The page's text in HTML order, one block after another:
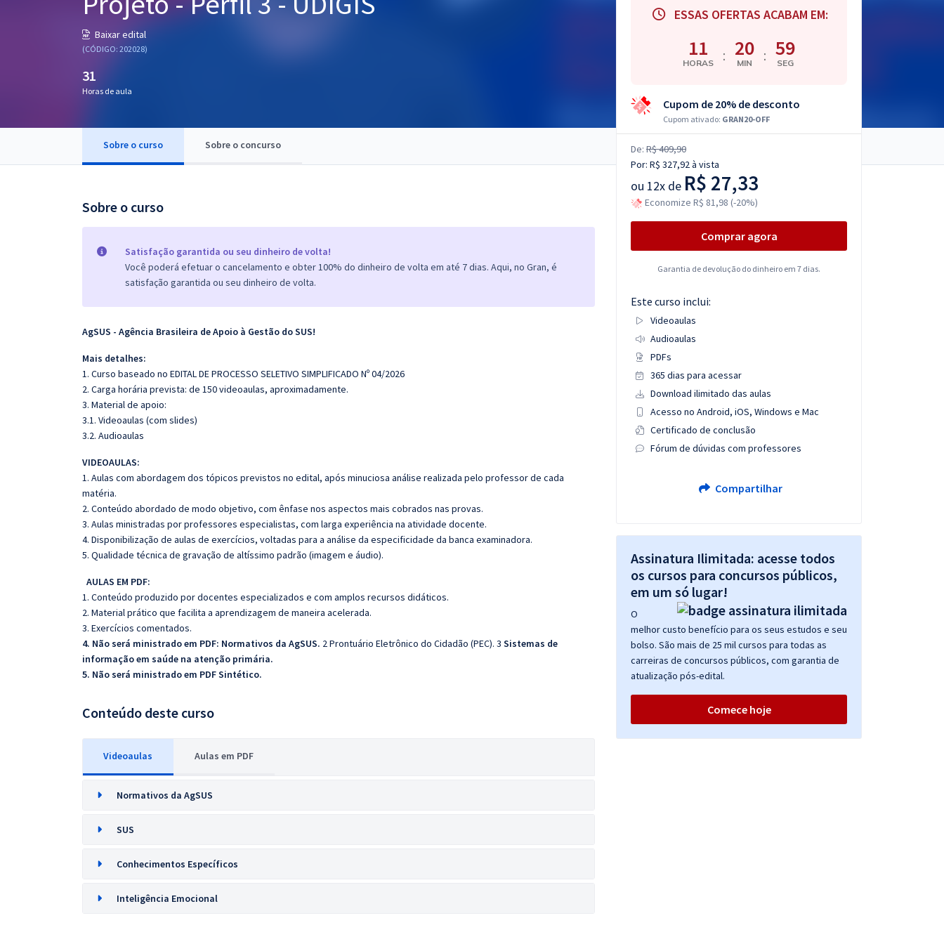
Baixar edital
(CÓDIGO: 202028)
31
Horas de aula
Sobre o curso Sobre o concurso
Sobre o curso
Satisfação garantida ou seu dinheiro de volta!
Você poderá efetuar o cancelamento e obter 100% do dinheiro de volta em até 7 dias. Aqui, no Gran, é
satisfação garantida ou seu dinheiro de volta.
AgSUS - Agência Brasileira de Apoio à Gestão do SUS!
Mais detalhes:
1. Curso baseado no EDITAL DE PROCESSO SELETIVO SIMPLIFICADO Nº 04/2026
2. Carga horária prevista: de 150 videoaulas, aproximadamente.
3. Material de apoio:
3.1. Videoaulas (com slides)
3.2. Audioaulas
VIDEOAULAS:
1. Aulas com abordagem dos tópicos previstos no edital, após minuciosa análise realizada pelo professor de cada
matéria.
2. Conteúdo abordado de modo objetivo, com ênfase nos aspectos mais cobrados nas provas.
3. Aulas ministradas por professores especialistas, com larga experiência na atividade docente.
4. Disponibilização de aulas de exercícios, voltadas para a análise da especificidade da banca examinadora.
5. Qualidade técnica de gravação de altíssimo padrão (imagem e áudio).
AULAS EM PDF:
1. Conteúdo produzido por docentes especializados e com amplos recursos didáticos.
2. Material prático que facilita a aprendizagem de maneira acelerada.
3. Exercícios comentados.
4. Não será ministrado em PDF: Normativos da AgSUS. 2 Prontuário Eletrônico do Cidadão (PEC). 3 Sistemas de
informação em saúde na atenção primária.
5. Não será ministrado em PDF Sintético.
Conteúdo deste curso
Videoaulas Aulas em PDF
Normativos da AgSUS
SUS
Conhecimentos Específicos
Inteligência Emocional
ESSAS OFERTAS ACABAM EM:
11
HORAS : 20
MIN : 58
SEG
Cupom de 20% de desconto
Cupom ativado: GRAN20-OFF
De: R$ 409,90
Por: R$ 327,92à vista
ou 12x de R$ 27,33
Economize R$ 81,98 (-20%)
Comprar agora
Garantia de devolução do dinheiro em 7 dias.
Este curso inclui:
Videoaulas
Audioaulas
PDFs
365 dias para acessar
Download ilimitado das aulas
Acesso no Android, iOS, Windows e Mac
Certificado de conclusão
Fórum de dúvidas com professores
Compartilhar
Assinatura Ilimitada: acesse todos
os cursos para concursos públicos,
em um só lugar!
O
melhor custo benefício para os seus estudos e seu
bolso. São mais de 25 mil cursos para todas as
carreiras de concursos públicos, com garantia de
atualização pós-edital.
Comece hoje